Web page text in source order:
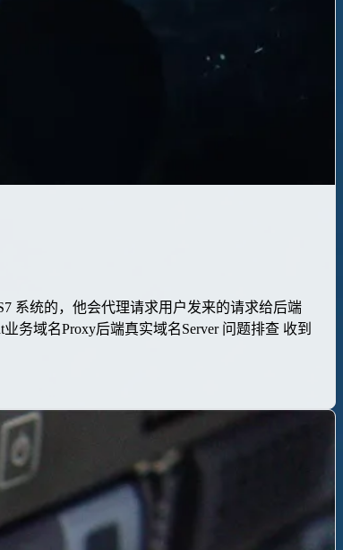
系统的，他会代理请求用户发来的请求给后端
务域名Proxy后端真实域名Server 问题排查 收到